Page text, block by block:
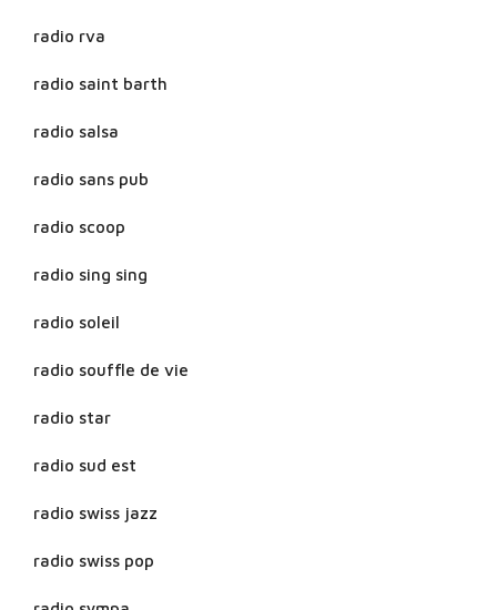
radio rva
radio saint barth
radio salsa
radio sans pub
radio scoop
radio sing sing
radio soleil
radio souffle de vie
radio star
radio sud est
radio swiss jazz
radio swiss pop